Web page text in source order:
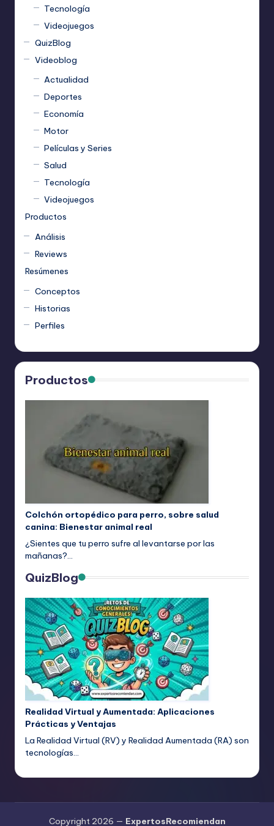
Tecnología
Videojuegos
QuizBlog
Videoblog
Actualidad
Deportes
Economía
Motor
Películas y Series
Salud
Tecnología
Videojuegos
Productos
Análisis
Reviews
Resúmenes
Conceptos
Historias
Perfiles
Productos
Colchón ortopédico para perro, sobre salud
canina: Bienestar animal real
¿Sientes que tu perro sufre al levantarse por las
mañanas?…
QuizBlog
Realidad Virtual y Aumentada: Aplicaciones
Prácticas y Ventajas
La Realidad Virtual (RV) y Realidad Aumentada (RA) son
tecnologías…
Copyright 2026 — ExpertosRecomiendan